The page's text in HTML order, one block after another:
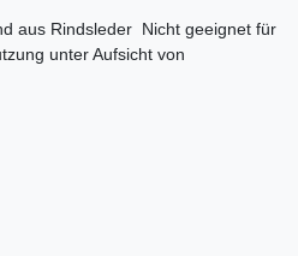
aus Rindsleder Nicht geeignet für
unter Aufsicht von